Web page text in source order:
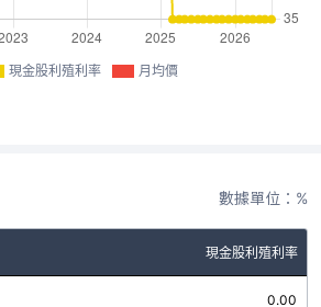
現金股利殖利率 月均價
數據單位：%
現金股利殖利率
0.00